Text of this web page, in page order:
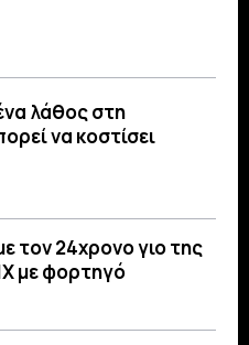
λάθος στη
να κοστίσει
τον 24χρονο γιο της
με φορτηγό